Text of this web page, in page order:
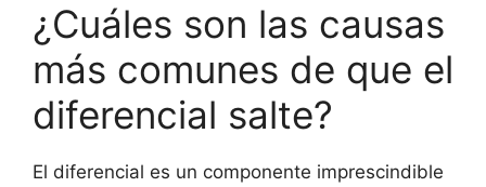
¿Cuáles son las causas
más comunes de que el
diferencial salte?
El diferencial es un componente imprescindible